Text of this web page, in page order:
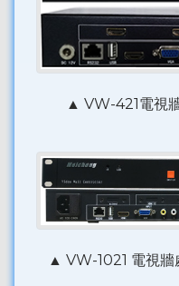
▲ VW-421電視
▲ VW-1021 電視牆